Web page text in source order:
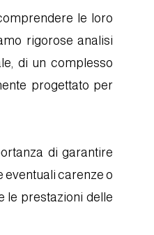
le loro
rigorose analisi
di un complesso
progettato per
di garantire
eventuali carenze o
le prestazioni delle